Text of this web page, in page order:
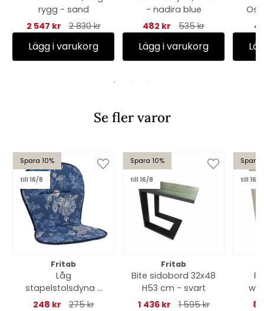
rygg - sand
2 547 kr
2 830 kr
Lägg i varukorg
- nadira blue
482 kr
535 kr
Lägg i varukorg
Se fler varor
Spara 10%
till 16/8
Fritab
Låg
stapelstolsdyna -
nadira blue
248 kr 275 kr
Spara 10%
till 16/8
Fritab
Bite sidobord 32x48
H53 cm - svart
1 436 kr
1 595 kr
Spara
till 16/8